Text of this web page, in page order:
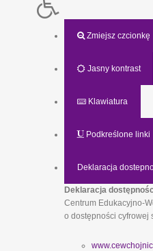
Zmiejsz czcionkę
Jasny kontrast
Klawiatura
Podkreślone linki
Deklaracja
Deklaracja
Centrum Edukacyjno-
o dostępności cyfrowej